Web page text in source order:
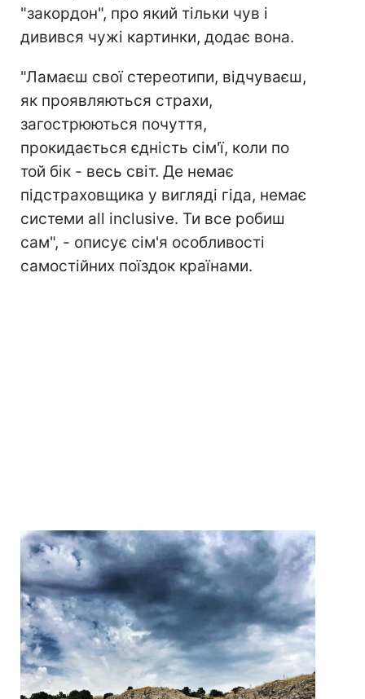
"закордон", про який тільки чув і
дивився чужі картинки, додає вона.
"Ламаєш свої стереотипи, відчуваєш,
як проявляються страхи,
загострюються почуття,
прокидається єдність сім'ї, коли по
той бік - весь світ. Де немає
підстраховщика у вигляді гіда, немає
системи all inclusive. Ти все робиш
сам", - описує сім'я особливості
самостійних поїздок країнами.